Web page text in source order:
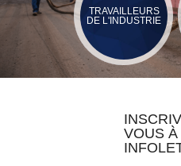
TRAVAILLEURS
DE L'INDUSTRIE
VOUS